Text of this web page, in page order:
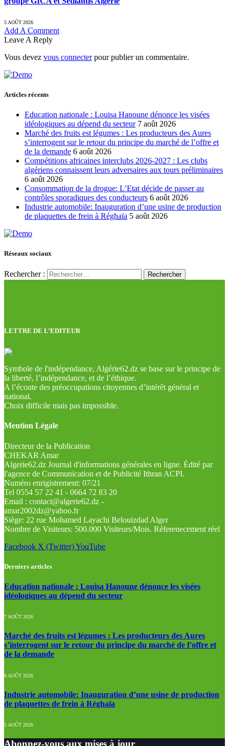
5 AOÛT 2026
Add A Comment
Leave A Reply
Vous devez vous connecterpour publier un commentaire.
Articles récents
Education nationale : Louisa Hanoune dénonce les visées
idéologiques au dépend du secteur 7 août 2026
Marché des fruits est légumes : Les producteurs des Aures
s’interrogent sur le retour du principe du marché de l’offre et
de la demande 6 août 2026
Compétitions africaines interclubs 2026-2027 : Les clubs
algériens connaissent leurs adversaires aux tours préliminaires
6 août 2026
Consommation de la drogue: L’Etat décide de passer au
contrôles sporadiques des conducteurs 6 août 2026
Industrie automobile: Inauguration d’une usine de production
de plaquettes de frein à Réghaïa 5 août 2026
Réseaux sociaux
Rechercher :
LETTRE DE L’EDITEUR
Symbole de l'indépendance, Algérie62.dz se base sur le principe de
la liberté, l’indépendance, et de l’éthique.
A l’écoute des préoccupations citoyennes d’intérêt général et
national.
Choix difficile mais pas impossible.
Mention Légale
Directeur de la Publication
CHEKAR Amar
Algerie62.dz Journal d'informations générales en ligne. Édité par
l'agence de Communication et de Publicité Ithran ACPI.
Numéro enrigistrement: 07/21
Tel 0554 57 22 41 - 0664 72 83 20
Email : contact@algerie62.dz -
amar2002dz@yahoo.fr
Siège: 22 rue Mohamed Layachi Belouizdad Alger
Nombre de Visiteurs: 500.000 Visiteurs/Mois. Réferenecement réel
Facebook X (Twitter)YouTube
Derniers articles
Education nationale : Louisa Hanoune dénonce les visées
idéologiques au dépend du secteur
7 AOÛT 2026
Marché des fruits est légumes : Les producteurs des Aures
s’interrogent sur le retour du principe du marché de l’offre et
de la demande
6 AOÛT 2026
Industrie automobile: Inauguration d’une usine de production
de plaquettes de frein à Réghaïa
5 AOÛT 2026
Abonnez-vous aux mises à jour